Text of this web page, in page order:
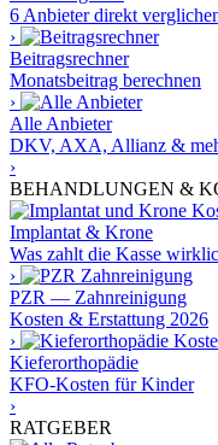
6 Anbieter direkt
›
Beitragsrechner
Monatsbeitrag berechnen
›
Alle Anbieter
DKV, AXA, Allianz &
›
BEHANDLUNGEN &
Implantat & Krone
Was zahlt die Kasse
›
PZR — Zahnreinigung
Kosten & Erstattung 2026
›
Kieferorthopädie
KFO-Kosten für Kinder
›
RATGEBER